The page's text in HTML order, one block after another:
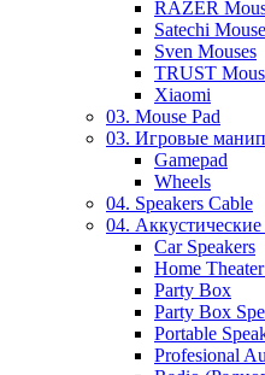
RAZER
Satechi
Sven Mouses
TRUST
Xiaomi
03. Mouse Pad
03. Игровые
Gamepad
Wheels
04. Speakers Cable
04.
Car Speakers
Home
Party Box
Party Box
Portable
Profesional